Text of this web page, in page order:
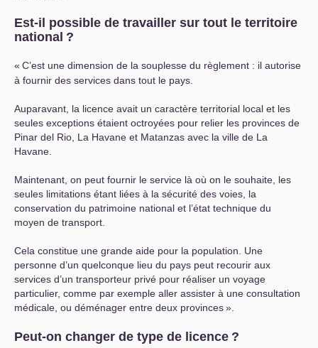
Est-il possible de travailler sur tout le territoire
national ?
« C’est une dimension de la souplesse du règlement : il autorise
à fournir des services dans tout le pays.
Auparavant, la licence avait un caractère territorial local et les
seules exceptions étaient octroyées pour relier les provinces de
Pinar del Rio, La Havane et Matanzas avec la ville de La
Havane.
Maintenant, on peut fournir le service là où on le souhaite, les
seules limitations étant liées à la sécurité des voies, la
conservation du patrimoine national et l’état technique du
moyen de transport.
Cela constitue une grande aide pour la population. Une
personne d’un quelconque lieu du pays peut recourir aux
services d’un transporteur privé pour réaliser un voyage
particulier, comme par exemple aller assister à une consultation
médicale, ou déménager entre deux provinces».
Peut-on changer de type de licence ?